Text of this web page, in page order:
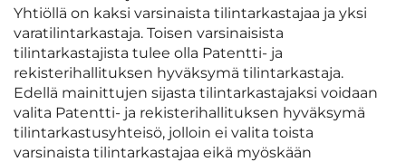
Yhtiöllä on kaksi varsinaista tilintarkastajaa ja yksi
varatilintarkastaja. Toisen varsinaisista
tilintarkastajista tulee olla Patentti- ja
rekisterihallituksen hyväksymä tilintarkastaja.
Edellä mainittujen sijasta tilintarkastajaksi voidaan
valita Patentti- ja rekisterihallituksen hyväksymä
tilintarkastusyhteisö, jolloin ei valita toista
varsinaista tilintarkastajaa eikä myöskään